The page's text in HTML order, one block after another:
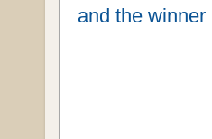
and the winner